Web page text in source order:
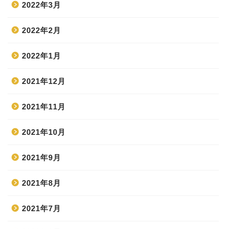
2022年3月
2022年2月
2022年1月
2021年12月
2021年11月
2021年10月
2021年9月
2021年8月
2021年7月